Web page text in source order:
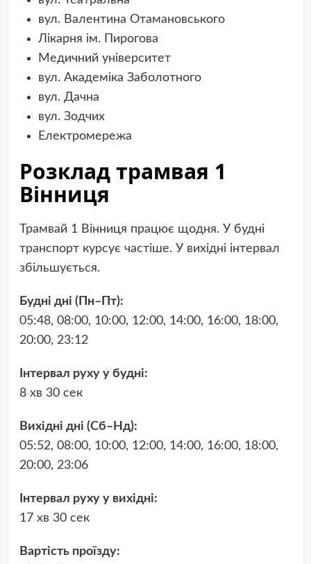
вул. Валентина Отамановського
Лікарня ім. Пирогова
Медичний університет
вул. Академіка Заболотного
вул. Дачна
вул. Зодчих
Електромережа
Розклад трамвая 1
Вінниця
Трамвай 1 Вінниця працює щодня. У будні
транспорт курсує частіше. У вихідні інтервал
збільшується.
Будні дні (Пн–Пт):
05:48, 08:00, 10:00, 12:00, 14:00, 16:00, 18:00,
20:00, 23:12
Інтервал руху у будні:
8 хв 30 сек
Вихідні дні (Сб–Нд):
05:52, 08:00, 10:00, 12:00, 14:00, 16:00, 18:00,
20:00, 23:06
Інтервал руху у вихідні:
17 хв 30 сек
Вартість проїзду: